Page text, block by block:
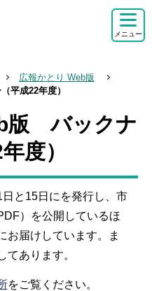
メニュー
広報かとり Web版
平成22年度）
版 バックナ
度）
と15日にを発行し、市
）を公開しているほ
お届けしています。ま
てあります。
をご覧ください。